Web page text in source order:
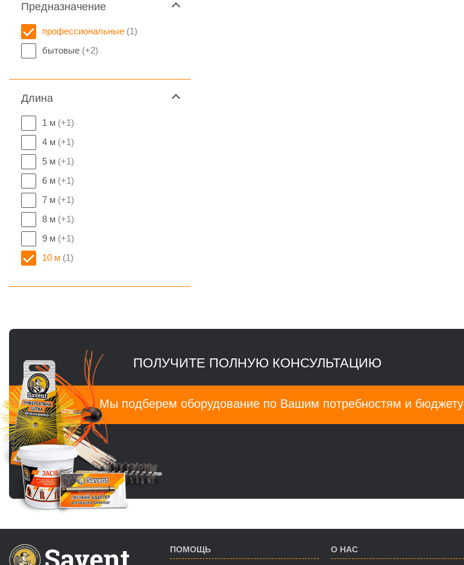
Предназначение
профессиональные (1)
бытовые (+2)
Длина
1 м (+1)
4 м (+1)
5 м (+1)
6 м (+1)
7 м (+1)
8 м (+1)
9 м (+1)
10 м (1)
ПОЛУЧИТЕ ПОЛНУЮ КОНСУЛЬТАЦИЮ
Мы подберем оборудование по Вашим потребностям и бюджету
ПОМОЩЬ О НАС